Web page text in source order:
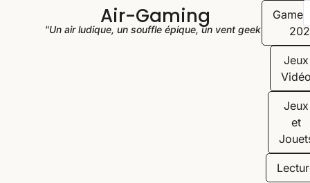
Air-Gaming
"Un air ludique, un souffle épique, un vent geek"
Jeux
Jeux
et